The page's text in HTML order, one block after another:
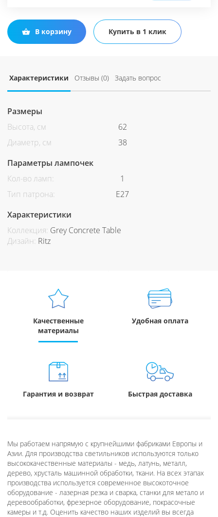
В корзину Купить в 1 клик
Характеристики Отзывы (0) Задать вопрос
Размеры
Высота, см
62
Диаметр, см
38
Параметры лампочек
Кол-во ламп:
1
Тип патрона:
Е27
Характеристики
Коллекция: Grey Concrete Table
Дизайн: Ritz
Качественные
материалы
Удобная оплата
Гарантия и возврат Быстрая доставка
Мы работаем напрямую с крупнейшими фабриками Европы и
Азии. Для производства светильников используются только
высококачественные материалы - медь, латунь, металл,
дерево, хрусталь машинной обработки, ткани. На всех этапах
производства используется современное высокоточное
оборудование - лазерная резка и сварка, станки для метало и
деревообработки, фрезерное оборудование, покрасочные
камеры и т.д. Оценить качество наших изделий вы всегда